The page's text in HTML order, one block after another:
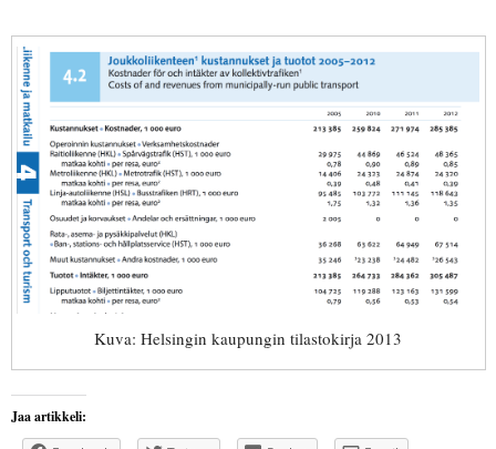
Kuva: Helsingin kaupungin tilastokirja 2013
Jaa artikkeli: